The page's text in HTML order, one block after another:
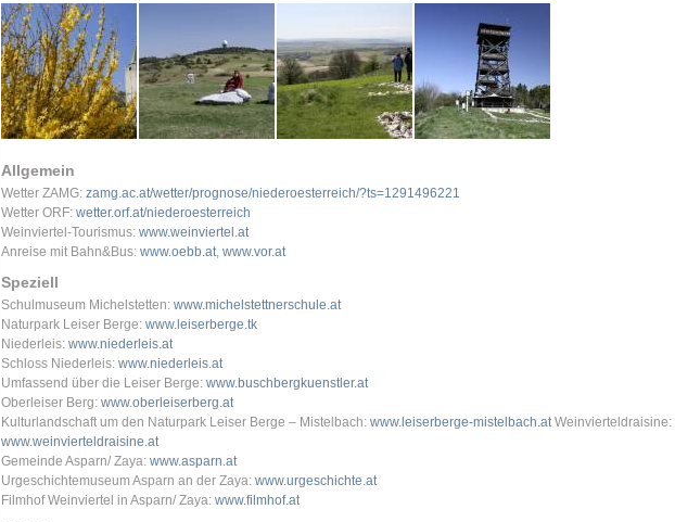
Allgemein
Wetter ZAMG: zamg.ac.at/wetter/prognose/niederoesterreich/?ts=1291496221
Wetter ORF: wetter.orf.at/niederoesterreich
Weinviertel-Tourismus: www.weinviertel.at
Anreise mit Bahn&Bus: www.oebb.at, www.vor.at
Speziell
Schulmuseum Michelstetten: www.michelstettnerschule.at
Naturpark Leiser Berge: www.leiserberge.tk
Niederleis: www.niederleis.at
Schloss Niederleis: www.niederleis.at
Umfassend über die Leiser Berge: www.buschbergkuenstler.at
Oberleiser Berg: www.oberleiserberg.at
Kulturlandschaft um den Naturpark Leiser Berge – Mistelbach: www.leiserberge-mistelbach.atWeinvierteldraisine:
www.weinvierteldraisine.at
Gemeinde Asparn/ Zaya: www.asparn.at
Urgeschichtemuseum Asparn an der Zaya: www.urgeschichte.at
Filmhof Weinviertel in Asparn/ Zaya: www.filmhof.at